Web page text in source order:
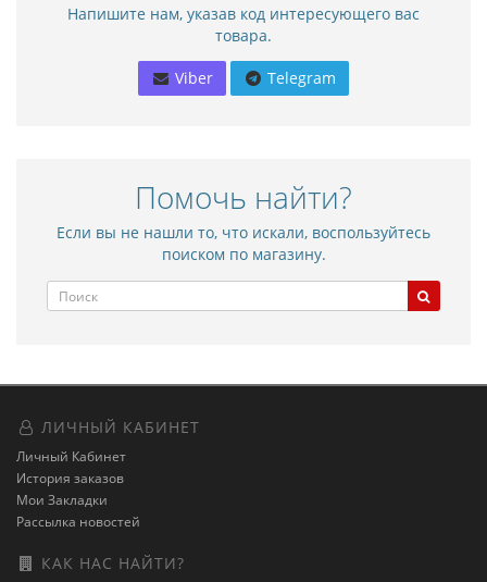
Напишите нам, указав код интересующего вас
товара.
Viber Telegram
Помочь найти?
Если вы не нашли то, что искали, воспользуйтесь
поиском по магазину.
ЛИЧНЫЙ КАБИНЕТ
Личный Кабинет
История заказов
Мои Закладки
Рассылка новостей
КАК НАС НАЙТИ?